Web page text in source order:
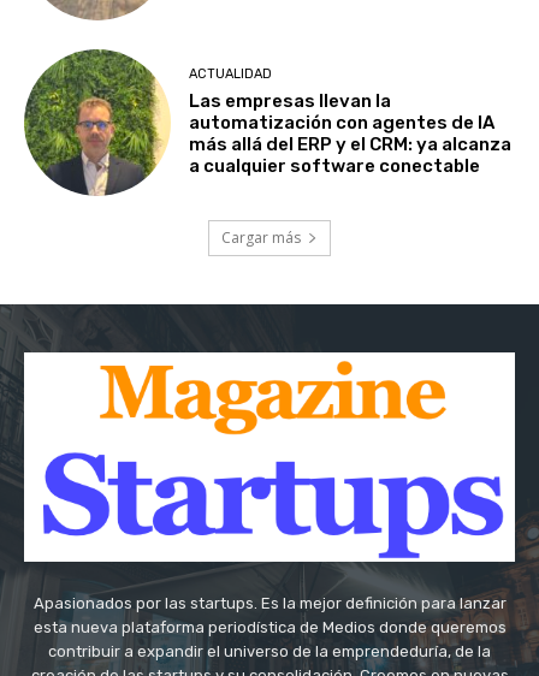
ACTUALIDAD
Las empresas llevan la
automatización con agentes de IA
más allá del ERP y el CRM: ya alcanza
a cualquier software conectable
Cargar más
Apasionados por las startups. Es la mejor definición para lanzar
esta nueva plataforma periodística de Medios donde queremos
contribuir a expandir el universo de la emprendeduría, de la